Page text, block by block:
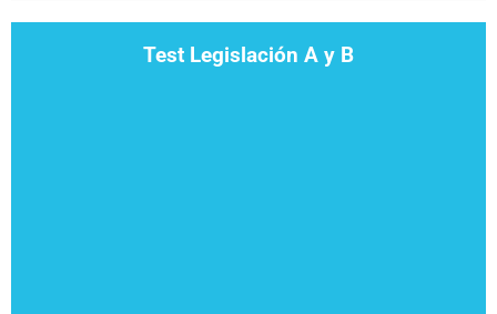
Test Legislación A y B